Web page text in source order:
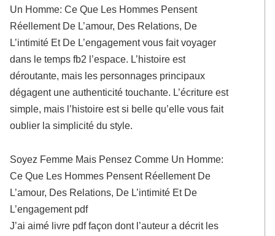
Un Homme: Ce Que Les Hommes Pensent
Réellement De L’amour, Des Relations, De
L’intimité Et De L’engagement vous fait voyager
dans le temps fb2 l’espace. L’histoire est
déroutante, mais les personnages principaux
dégagent une authenticité touchante. L’écriture est
simple, mais l’histoire est si belle qu’elle vous fait
oublier la simplicité du style.
Soyez Femme Mais Pensez Comme Un Homme:
Ce Que Les Hommes Pensent Réellement De
L’amour, Des Relations, De L’intimité Et De
L’engagement pdf
J’ai aimé livre pdf façon dont l’auteur a décrit les